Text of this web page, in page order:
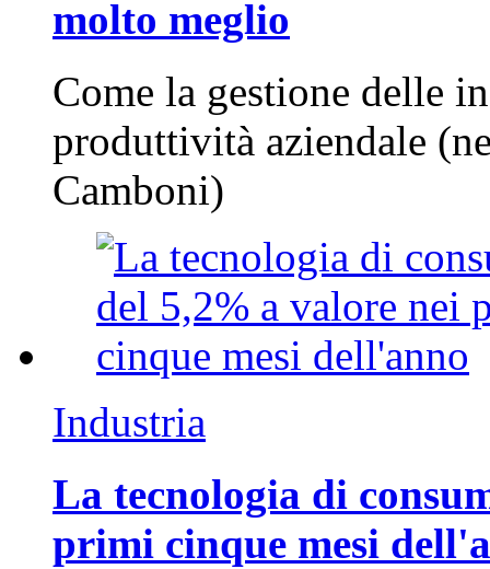
molto meglio
Come la gestione delle
produttività aziendale
Camboni)
Industria
La tecnologia di
primi cinque mesi